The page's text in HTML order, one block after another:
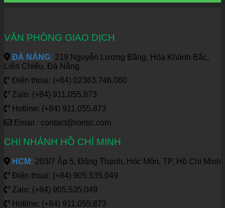
VĂN PHÒNG GIAO DỊCH
ĐÀ NẴNG: 219 Nguyễn Lương Bằng, Hòa Khánh Bắc,
Liên Chiểu, Đà Nẵng
Điện thoại: (+84) 02363.746.080
Zalo: (+84) 911.055.873
Hotline: (+84) 911.055.873
Email : contact@rorisc.com
CHI NHÁNH HỒ CHÍ MINH
HCM: 203/7 Ấp 5, Đông Thạnh, Hóc Môn, TP. Hồ Chí Minh
Điện thoại: (+84) 905.535.049
Zalo: (+84) 905.535.049
Hotline: (+84) 911.055.873